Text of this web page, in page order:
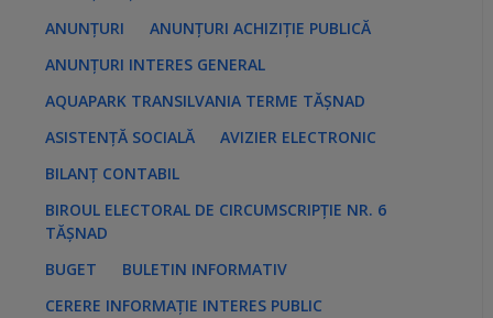
ANUNȚURI
ANUNȚURI ACHIZIȚIE PUBLICĂ
ANUNȚURI INTERES GENERAL
AQUAPARK TRANSILVANIA TERME TĂȘNAD
ASISTENȚĂ SOCIALĂ
AVIZIER ELECTRONIC
BILANȚ CONTABIL
BIROUL ELECTORAL DE CIRCUMSCRIPȚIE NR. 6
TĂȘNAD
BUGET
BULETIN INFORMATIV
CERERE INFORMAȚIE INTERES PUBLIC